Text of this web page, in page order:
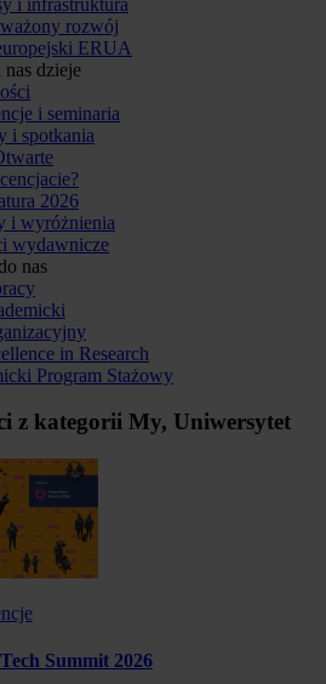
rozwój
ERUA
nas dzieje
i seminaria
i spotkania
2026
i wyróżnienia
wydawnicze
nas
in Research
Program Stażowy
z kategorii My, Uniwersytet
Summit 2026